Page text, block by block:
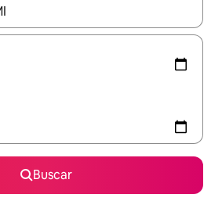
estén disponibles, navega con las
Buscar